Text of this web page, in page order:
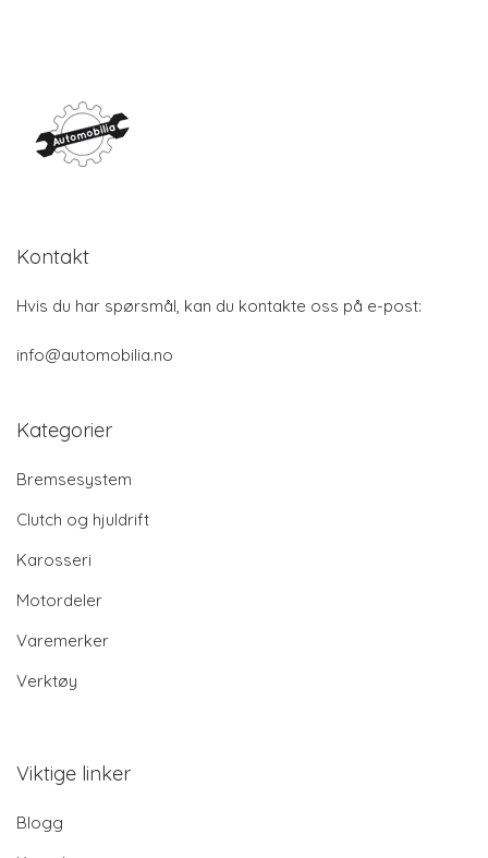
Kontakt
Hvis du har spørsmål, kan du kontakte oss på e-post:
info@automobilia.no
Kategorier
Bremsesystem
Clutch og hjuldrift
Karosseri
Motordeler
Varemerker
Verktøy
Viktige linker
Blogg